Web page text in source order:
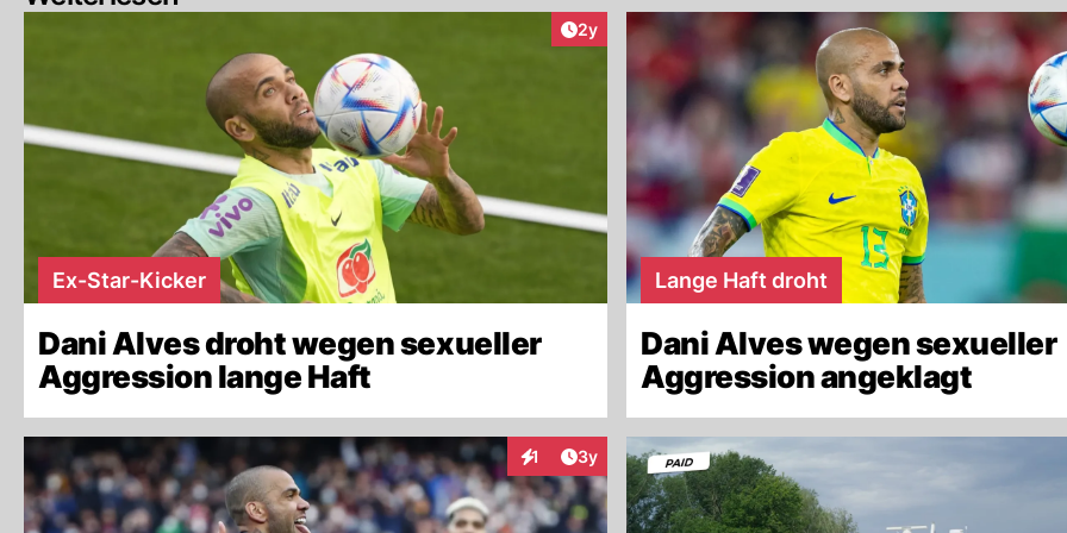
Artikel veröffentlicht:
2y
Ex-Star-Kicker
Dani Alves droht wegen sexueller
Aggression lange Haft
Lange Haft droht
Dani Alves wegen sexueller
Aggression angeklagt
1
InteraktionenArtikel veröffentlicht:
3y